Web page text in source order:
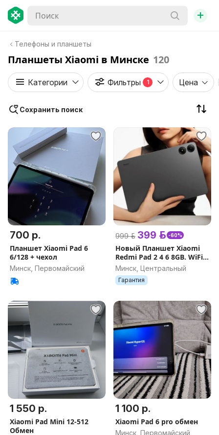
+
Телефоны и планшеты
Планшеты Xiaomi в Минске 120
Категории Фильтры 1 Цена
Сохранить поиск
700 р.
Планшет Xiaomi Pad 6
6/128 + чехол
Минск, Первомайский
999 р. 399 р. -60%
Новый Планшет Xiaomi
Redmi Pad 2 4 6 8GB. WiFi
и 4G. Standart и Pro.
Гарантия. Наш регион.
Минск, Центральный
Гарантия
1 550 р.
Xiaomi Pad Mini 12-512
Обмен
1 100 р.
Xiaomi Pad 6 pro обмен
Минск, Первомайский